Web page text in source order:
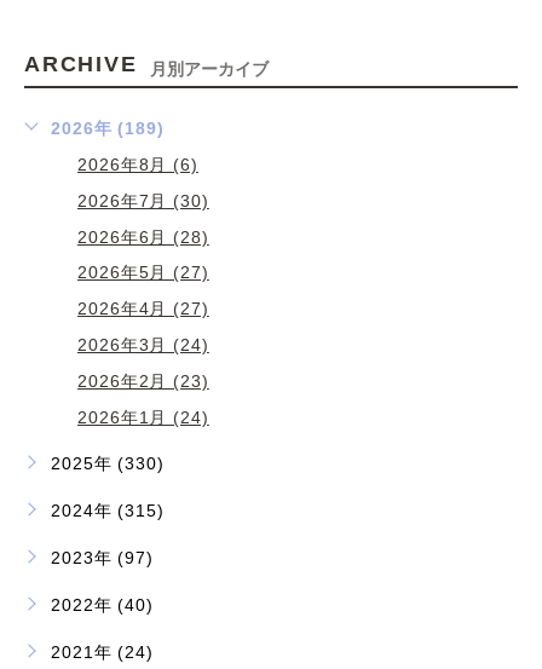
ARCHIVE 月別アーカイブ
2026年 (189)
2026年8月 (6)
2026年7月 (30)
2026年6月 (28)
2026年5月 (27)
2026年4月 (27)
2026年3月 (24)
2026年2月 (23)
2026年1月 (24)
2025年 (330)
2024年 (315)
2023年 (97)
2022年 (40)
2021年 (24)